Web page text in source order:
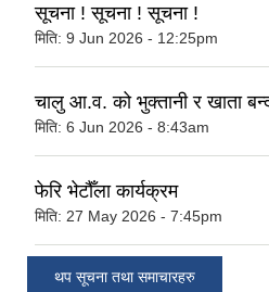
सूचना ! सूचना ! सूचना !
मिति: 9 Jun 2026 - 12:25pm
चालु आ.व. को भुक्तानी र खाता
मिति: 6 Jun 2026 - 8:43am
फेरि भेटौँला कार्यक्रम
मिति: 27 May 2026 - 7:45pm
थप सूचना तथा समाचारहरु